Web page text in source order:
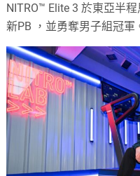
NITRO™ Elite 3 於東亞半
新PB ，並勇奪男子組冠軍